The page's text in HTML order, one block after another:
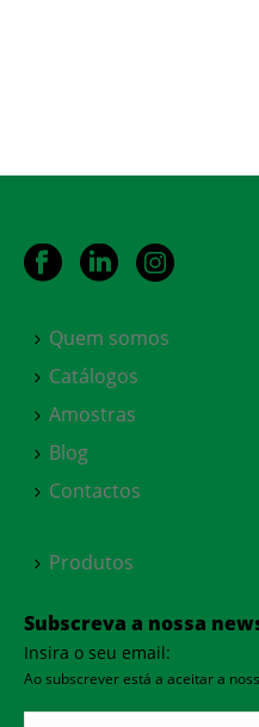
Quem somos
Catálogos
Amostras
Blog
Contactos
Produtos
Subscreva a nossa
Insira o seu email:
Ao subscrever está a aceitar a